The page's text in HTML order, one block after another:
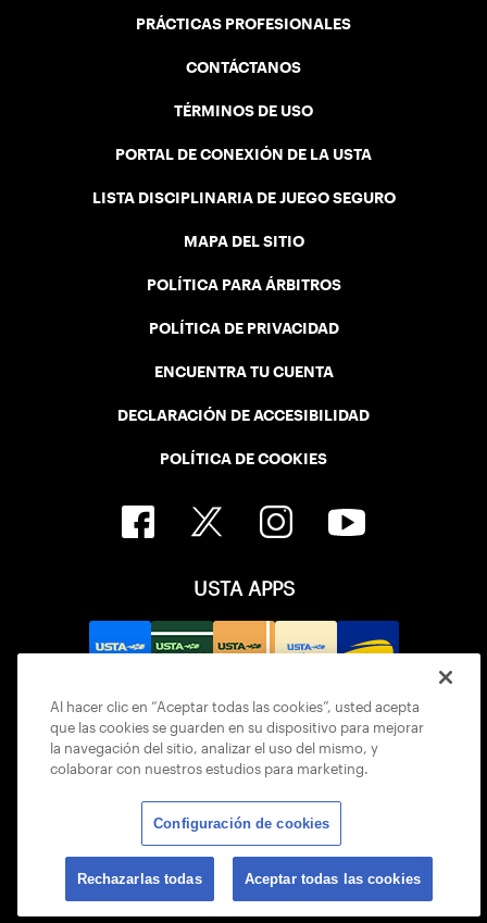
PRÁCTICAS PROFESIONALES
CONTÁCTANOS
TÉRMINOS DE USO
PORTAL DE CONEXIÓN DE LA USTA
LISTA DISCIPLINARIA DE JUEGO SEGURO
MAPA DEL SITIO
POLÍTICA PARA ÁRBITROS
POLÍTICA DE PRIVACIDAD
ENCUENTRA TU CUENTA
DECLARACIÓN DE ACCESIBILIDAD
POLÍTICA DE COOKIES
USTA APPS
© 2026 USTA ALL RIGHTS RESERVED
Al hacer clic en “Aceptar todas las cookies”, usted acepta
que las cookies se guarden en su dispositivo para mejorar
la navegación del sitio, analizar el uso del mismo, y
colaborar con nuestros estudios para marketing.
Configuración de cookies
Rechazarlas todas Aceptar todas las cookies